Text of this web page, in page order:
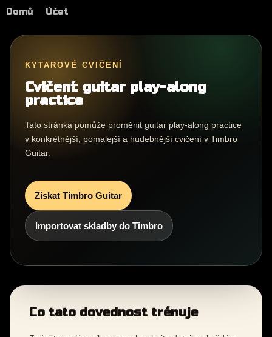
Domů Účet
KYTAROVÉ CVIČENÍ
Cvičení: guitar play-along
practice
Tato stránka pomůže proměnit guitar play-along practice
v konkrétnější, pomalejší a hudebnější cvičení v Timbro
Guitar.
Získat Timbro Guitar
Importovat skladby do Timbro
Co tato dovednost trénuje